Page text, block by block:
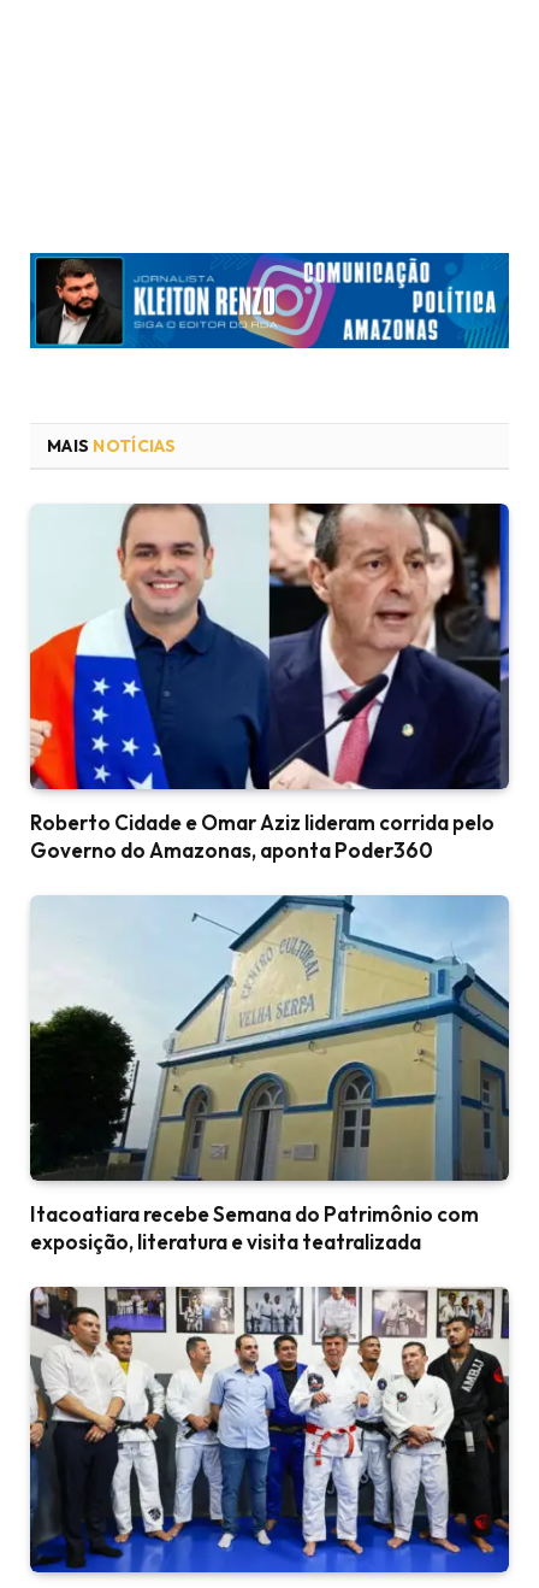
MAIS NOTÍCIAS
Roberto Cidade e Omar Aziz lideram corrida pelo
Governo do Amazonas, aponta Poder360
Itacoatiara recebe Semana do Patrimônio com
exposição, literatura e visita teatralizada